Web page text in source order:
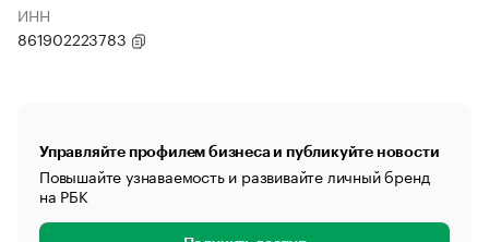
ИНН
861902223783
Управляйте профилем бизнеса и публикуйте новости
Повышайте узнаваемость и развивайте личный бренд
на РБК